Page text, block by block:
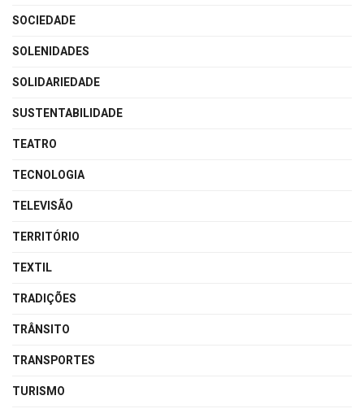
SOCIEDADE
SOLENIDADES
SOLIDARIEDADE
SUSTENTABILIDADE
TEATRO
TECNOLOGIA
TELEVISÃO
TERRITÓRIO
TEXTIL
TRADIÇÕES
TRÂNSITO
TRANSPORTES
TURISMO